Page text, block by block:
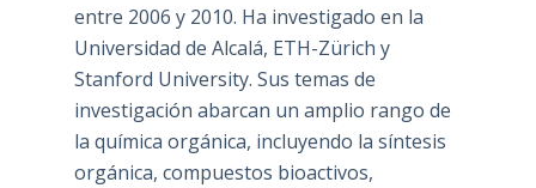
entre 2006 y 2010. Ha investigado en la
Universidad de Alcalá, ETH-Zürich y
Stanford University. Sus temas de
investigación abarcan un amplio rango de
la química orgánica, incluyendo la síntesis
orgánica, compuestos bioactivos,